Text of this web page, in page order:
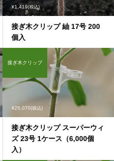
¥1,419(税込)
接ぎ木クリップ 紬 17号 200
個入
¥26,070(税込)
接ぎ木クリップ スーパーウィ
ズ 23号 1ケース（6,000個
入）
接ぎ木クリップ